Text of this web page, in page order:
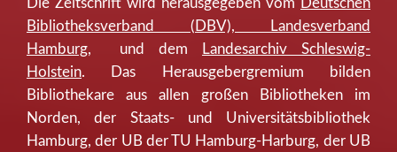
Die Zeitschrift wird herausgegeben vom Deutschen
Bibliotheksverband (DBV), Landesverband
Hamburg, und dem
Landesarchiv Schleswig-
Holstein. Das Herausgebergremium bilden
Bibliothekare aus allen großen Bibliotheken im
Norden, der Staats- und Universitätsbibliothek
Hamburg, der UB der TU Hamburg-Harburg, der UB